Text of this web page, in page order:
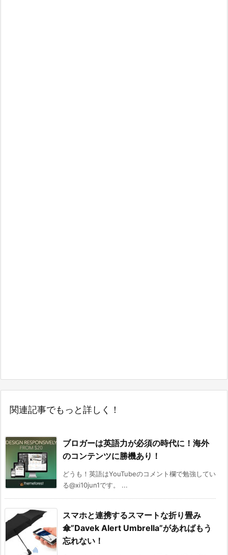
関連記事でもっと詳しく！
ブロガーは英語力が必須の時代に！海外
のコンテンツに勝機あり！
どうも！英語はYouTubeのコメント欄で勉強してい
る@xi10jun1です。 ...
スマホと連携するスマートな折り畳み
傘”Davek Alert Umbrella”があればもう
忘れない！